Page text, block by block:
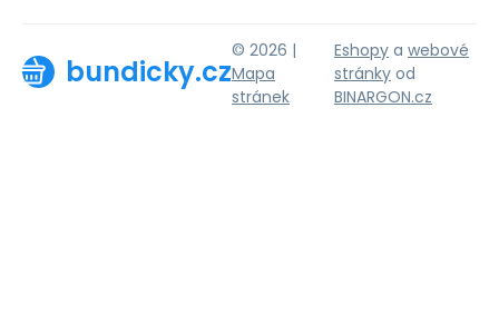
bundicky.cz
© 2026 |
Mapa
stránek
Eshopy a webové
stránky od
BINARGON.cz